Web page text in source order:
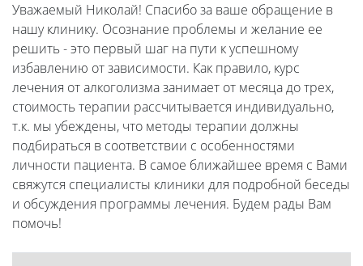
Уважаемый Николай! Спасибо за ваше обращение в
нашу клинику. Осознание проблемы и желание ее
решить - это первый шаг на пути к успешному
избавлению от зависимости. Как правило, курс
лечения от алкоголизма занимает от месяца до трех,
стоимость терапии рассчитывается индивидуально,
т.к. мы убеждены, что методы терапии должны
подбираться в соответствии с особенностями
личности пациента. В самое ближайшее время с Вами
свяжутся специалисты клиники для подробной беседы
и обсуждения программы лечения. Будем рады Вам
помочь!